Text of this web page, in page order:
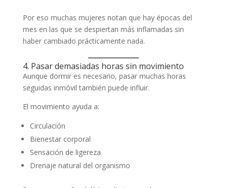
Por eso muchas mujeres notan que hay épocas del
mes en las que se despiertan más inflamadas sin
haber cambiado prácticamente nada.
4. Pasar demasiadas horas sin movimiento
Aunque dormir es necesario, pasar muchas horas
seguidas inmóvil también puede influir.
El movimiento ayuda a:
Circulación
Bienestar corporal
Sensación de ligereza
Drenaje natural del organismo